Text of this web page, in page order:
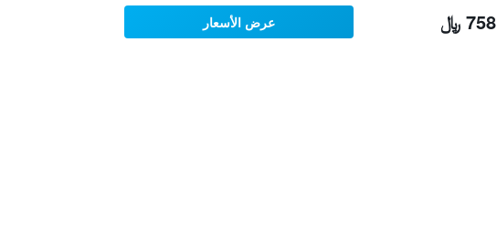
758 ﷼ عرض الأسعار